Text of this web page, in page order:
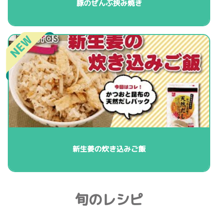
豚のぜんぶ挟み焼き
新生姜の炊き込みご飯
旬のレシピ